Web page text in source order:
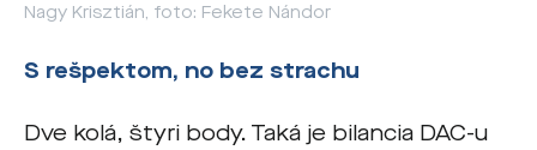
Nagy Krisztián, foto: Fekete Nándor
S rešpektom, no bez strachu
Dve kolá, štyri body. Taká je bilancia DAC-u